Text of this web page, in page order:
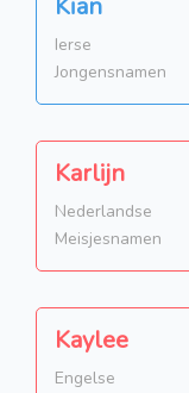
Kian
Ierse
Jongensnamen
Karlijn
Nederlandse
Meisjesnamen
Kaylee
Engelse